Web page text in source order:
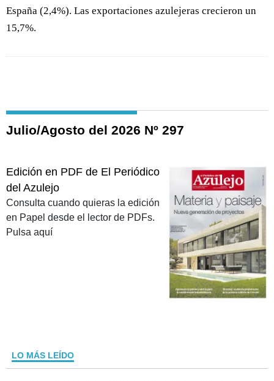
España (2,4%). Las exportaciones azulejeras crecieron un
15,7%.
Julio/Agosto del 2026 Nº 297
Edición en PDF de El Periódico
del Azulejo
Consulta cuando quieras la edición
en Papel desde el lector de PDFs.
Pulsa aquí
LO MÁS LEÍDO